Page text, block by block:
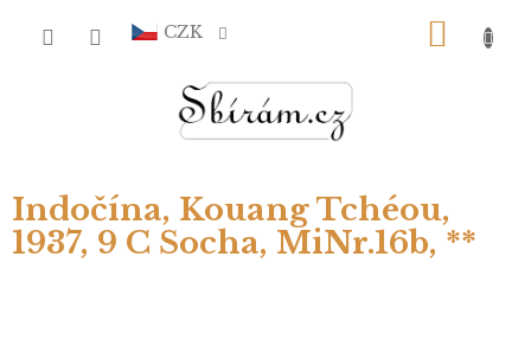
CZK
Indočína, Kouang Tchéou,
1937, 9 C Socha, MiNr.16b, **